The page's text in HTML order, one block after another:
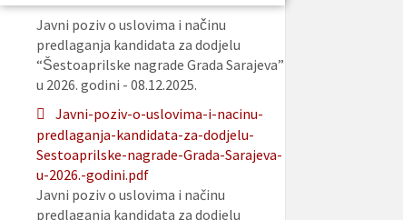
Javni poziv o uslovima i načinu
predlaganja kandidata za dodjelu
“Šestoaprilske nagrade Grada Sarajeva”
u 2026. godini - 08.12.2025.
Javni-poziv-o-uslovima-i-nacinu-
predlaganja-kandidata-za-dodjelu-
Sestoaprilske-nagrade-Grada-Sarajeva-
u-2026.-godini.pdf
Javni poziv o uslovima i načinu
predlaganja kandidata za dodjelu